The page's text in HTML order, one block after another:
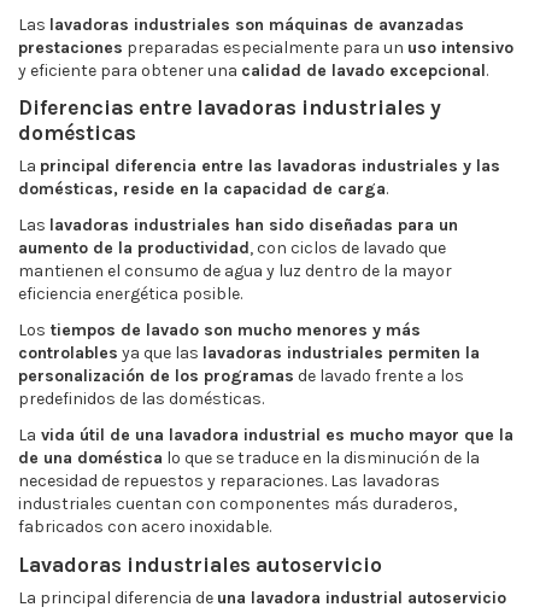
Las lavadoras industriales son máquinas de avanzadas
prestaciones preparadas especialmente para un uso intensivo
y eficiente para obtener una calidad de lavado excepcional.
Diferencias entre lavadoras industriales y
domésticas
La principal diferencia entre las lavadoras industriales y las
domésticas, reside en la capacidad de carga.
Las lavadoras industriales han sido diseñadas para un
aumento de la productividad, con ciclos de lavado que
mantienen el consumo de agua y luz dentro de la mayor
eficiencia energética posible.
Los tiempos de lavado son mucho menores y más
controlables ya que las lavadoras industriales permiten la
personalización de los programas de lavado frente a los
predefinidos de las domésticas.
La vida útil de una lavadora industrial es mucho mayor que la
de una doméstica lo que se traduce en la disminución de la
necesidad de repuestos y reparaciones. Las lavadoras
industriales cuentan con componentes más duraderos,
fabricados con acero inoxidable.
Lavadoras industriales autoservicio
La principal diferencia de una lavadora industrial autoservicio